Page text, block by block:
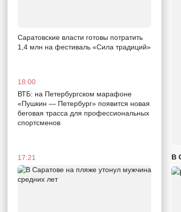
Саратовские власти готовы потратить
1,4 млн на фестиваль «Сила традиций»
18:00
ВТБ: на Петербургском марафоне
«Пушкин — Петербург» появится новая
беговая трасса для профессиональных
спортсменов
17:21 В